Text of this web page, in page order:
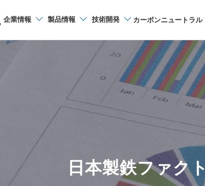
企業情報 製品情報 技術開発 カーボンニュートラル
サイト内検索
日本製鉄ファク